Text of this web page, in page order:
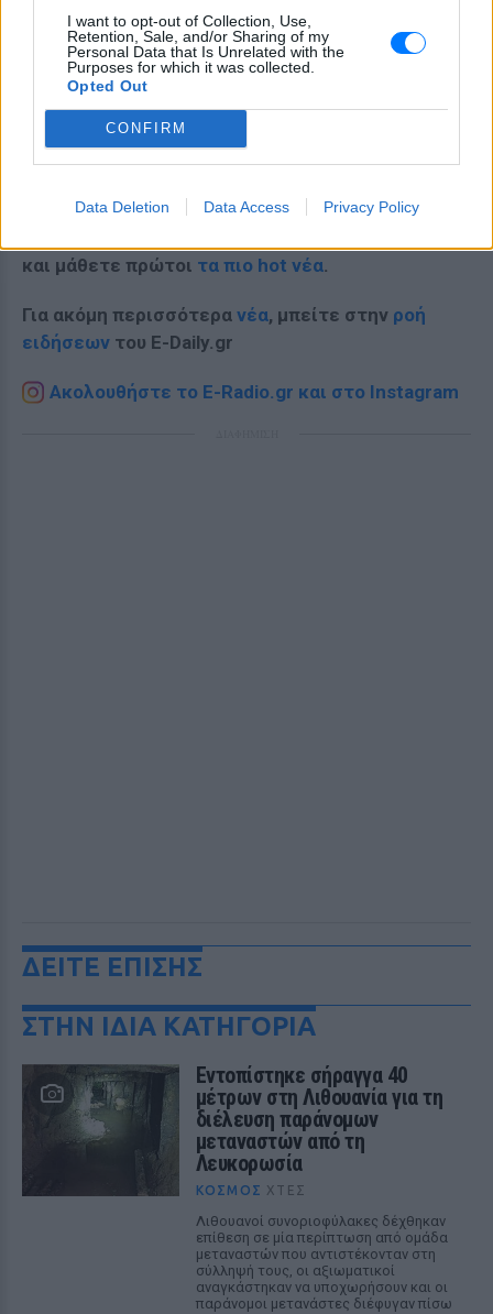
I want to opt-out of Collection, Use,
Retention, Sale, and/or Sharing of my
Personal Data that Is Unrelated with the
Purposes for which it was collected.
Opted Out
CONFIRM
Data Deletion Data Access Privacy Policy
και μάθετε πρώτοι τα πιο hot νέα.
Για ακόμη περισσότερα νέα, μπείτε στην ροή
ειδήσεων του E-Daily.gr
Ακολουθήστε το E-Radio.gr και στο Instagram
ΔΕΙΤΕ ΕΠΙΣΗΣ
ΣΤΗΝ ΙΔΙΑ ΚΑΤΗΓΟΡΙΑ
Εντοπίστηκε σήραγγα 40
μέτρων στη Λιθουανία για τη
διέλευση παράνομων
μεταναστών από τη
Λευκορωσία
ΚΌΣΜΟΣ ΧΤΕΣ
Λιθουανοί συνοριοφύλακες δέχθηκαν
επίθεση σε μία περίπτωση από ομάδα
μεταναστών που αντιστέκονταν στη
σύλληψή τους, οι αξιωματικοί
αναγκάστηκαν να υποχωρήσουν και οι
παράνομοι μετανάστες διέφυγαν πίσω